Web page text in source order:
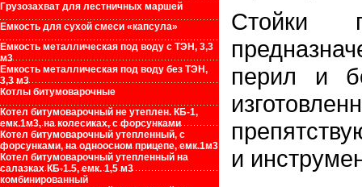
Грузозахват для лестничных маршей
Емкость для сухой смеси «капсула»
Емкость металлическая под воду с ТЭН, 3,3
м3
Емкость металлическая под воду без ТЭН,
3,3 м3
Котлы битумоварочные
Котел битумоварочный не утеплен. КБ-1,
емк.1м3, на колесиках, с форсунками
Котел битумоварочный утепленный, с
форсунками, на одноосном прицепе, емк.1м3
Котел битумоварочный утепленный на
салазках КБ-1.5, емк. 1,5 м3
комбинированный
Стойки
перил и
и